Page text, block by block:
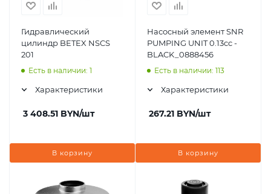
Гидравлический
цилиндр BETEX NSCS
201
Есть в наличии: 1
Характеристики
3 408.51 BYN/шт
В корзину
Насосный элемент SNR
PUMPING UNIT 0.13cc -
BLACK_0888456
Есть в наличии: 113
Характеристики
267.21 BYN/шт
В корзину